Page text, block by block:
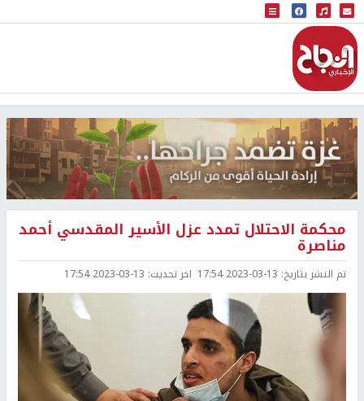
البث المباشر
إذاعة النجاح
محكمة الاحتلال تمدد عزل الأسير المقدسي أحمد
مناصرة
تم النشر بتاريخ: 2023-03-13 17:54 اخر تحديث: 2023-03-13 17:54